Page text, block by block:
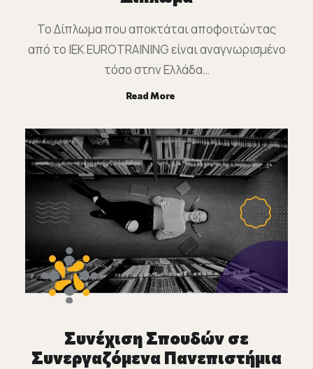
Το Δίπλωμα που αποκτάται αποφοιτώντας
από το ΙΕΚ EUROTRAINING είναι αναγνωρισμένο
τόσο στην Ελλάδα…
Read More
Συνέχιση Σπουδών σε
Συνεργαζόμενα Πανεπιστήμια